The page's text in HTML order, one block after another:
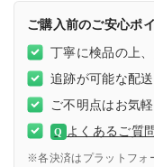
ご購入前のご安心ポ
丁寧に検品の上
追跡が可能な配
ご不明点はお気
Q よくあるご質
※各決済はプラットフォ